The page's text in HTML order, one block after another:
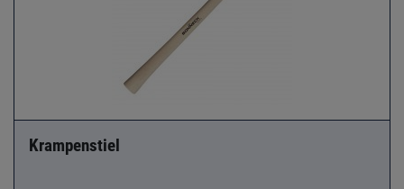
Krampenstiel